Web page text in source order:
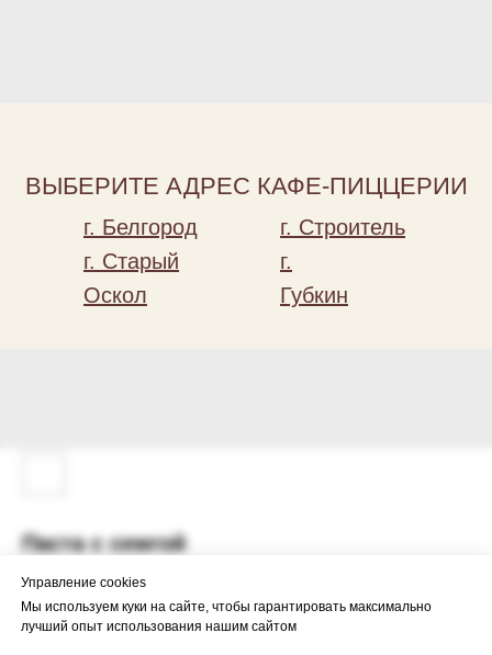
ВЫБЕРИТЕ АДРЕС КАФЕ-ПИЦЦЕРИИ
г.
Губкин
г. Старый
Оскол
г. Белгород г. Строитель
Управление cookies
Мы используем куки на сайте, чтобы гарантировать максимально
лучший опыт использования нашим сайтом
Паста с семгой
620р.